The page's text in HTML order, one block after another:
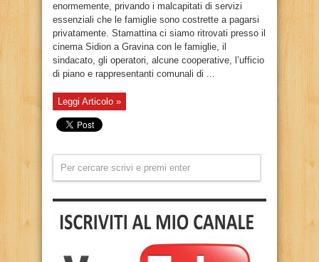
enormemente, privando i malcapitati di servizi
essenziali che le famiglie sono costrette a pagarsi
privatamente. Stamattina ci siamo ritrovati presso il
cinema Sidion a Gravina con le famiglie, il
sindacato, gli operatori, alcune cooperative, l’ufficio
di piano e rappresentanti comunali di ...
Leggi Articolo »